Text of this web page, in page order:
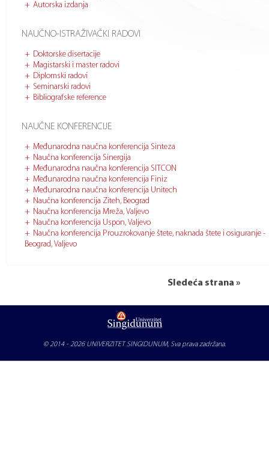
Sledeća strana »
Autorska izdanja
NAUČNO-ISTRAŽIVAČKI RADOVI
Doktorske disertacije
Magistarski i master radovi
Diplomski radovi
Seminarski radovi
Bibliografske reference
NAUČNE KONFERENCIJE
Međunarodna naučna konferencija Sinteza
Naučna konferencija Sinergija
Međunarodna naučna konferencija SITCON
Međunarodna naučna konferencija Finiz
Međunarodna naučna konferencija Unitech
Naučna konferencija Ziteh, Beograd
Naučna konferencija Mreža, Valjevo
Naučna konferencija Uspon, Valjevo
Naučna konferencija Prouzrokovanje štete, naknada štete i osiguranje -
Beograd, Valjevo
© 2014 - 2026 UNIVERZITET SINGIDUNUM, Sva prava zadržana.